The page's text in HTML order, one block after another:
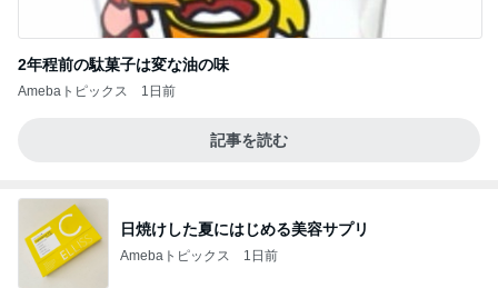
2年程前の駄菓子は変な油の味
Amebaトピックス 1日前
記事を読む
日焼けした夏にはじめる美容サプリ
Amebaトピックス 1日前